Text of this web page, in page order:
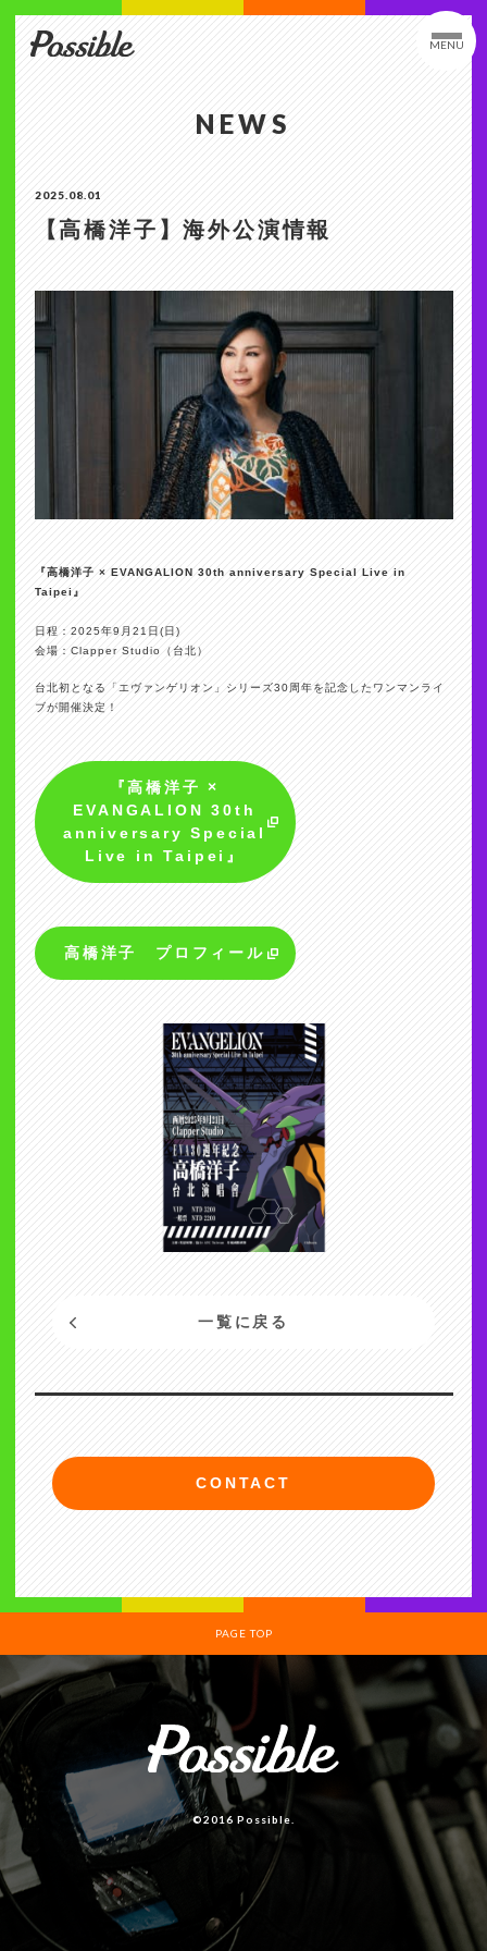
MENU
NEWS
2025.08.01
【高橋洋子】海外公演情報
『高橋洋子 × EVANGALION 30th anniversary Special Live in
Taipei』
日程：2025年9月21日(日)
会場：Clapper Studio（台北）
台北初となる「エヴァンゲリオン」シリーズ30周年を記念したワンマンライ
ブが開催決定！
『高橋洋子 ×
EVANGALION 30th
anniversary Special
Live in Taipei』
高橋洋子 プロフィール
一覧に戻る
CONTACT
PAGE TOP
©2016 Possible.